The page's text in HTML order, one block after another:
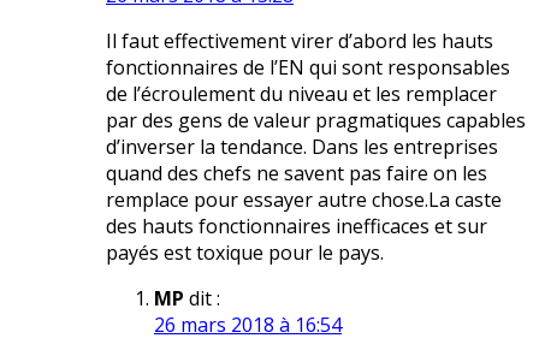
Il faut effectivement virer d’abord les hauts
fonctionnaires de l’EN qui sont responsables
de l’écroulement du niveau et les remplacer
par des gens de valeur pragmatiques capables
d’inverser la tendance. Dans les entreprises
quand des chefs ne savent pas faire on les
remplace pour essayer autre chose.La caste
des hauts fonctionnaires inefficaces et sur
payés est toxique pour le pays.
MP dit :
26 mars 2018 à 16:54